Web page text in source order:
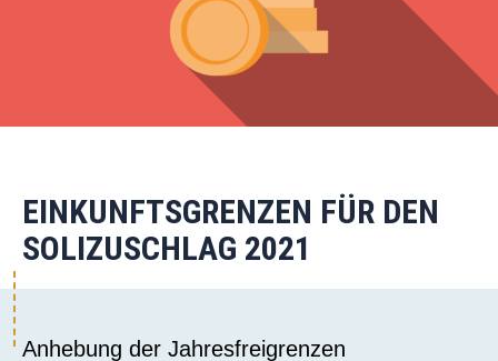
EINKUNFTSGRENZEN FÜR DEN
SOLIZUSCHLAG 2021
Anhebung der Jahresfreigrenzen